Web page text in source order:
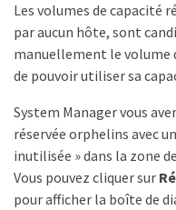
Les volumes de capacité
par aucun hôte, sont
manuellement le volume
de pouvoir utiliser sa
System Manager vous
réservée orphelins avec
inutilisée » dans la zone
Vous pouvez cliquer sur
pour afficher la boîte de